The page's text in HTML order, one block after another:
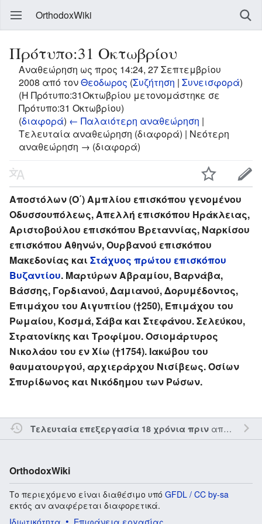
OrthodoxWiki
Πρότυπο:31 Οκτωβρίου
Αναθεώρηση ως προς 14:24, 27 Σεπτεμβρίου
2008 από τονΘεοδωρος (Συζήτηση | Συνεισφορά)
(Η Πρότυπο:31Οκτωβρίου μετονομάστηκε σε
Πρότυπο:31 Οκτωβρίου)
(διαφορά) ← Παλαιότερη αναθεώρηση |
Τελευταία αναθεώρηση (διαφορά) | Νεότερη
αναθεώρηση → (διαφορά)
Αποστόλων (Ο΄) Αμπλίου επισκόπου γενομένου
Οδυσσουπόλεως, Απελλή επισκόπου Ηράκλειας,
Αριστοβούλου επισκόπου Βρεταννίας, Ναρκίσου
επισκόπου Αθηνών, Ουρβανού επισκόπου
Μακεδονίας και Στάχυος πρώτου επισκόπου
Βυζαντίου. Μαρτύρων Αβραμίου, Βαρνάβα,
Βάσσης, Γορδιανού, Δαμιανού, Δορυμέδοντος,
Επιμάχου του Αιγυπτίου (†250), Επιμάχου του
Ρωμαίου, Κοσμά, Σάβα και Στεφάνου. Σελεύκου,
Στρατονίκης και Τροφίμου. Οσιομάρτυρος
Νικολάου του εν Χίω (†1754). Ιακώβου του
θαυματουργού, αρχιεράρχου Νισίβεως. Οσίων
Σπυρίδωνος και Νικόδημου των Ρώσων.
Τελευταία επεξεργασία 18 χρόνια πριναπό τον την
OrthodoxWiki
Το περιεχόμενο είναι διαθέσιμο υπό GFDL / CC by-sa
εκτός αν αναφέρεται διαφορετικά.
Ιδιωτικότητα
Επιφάνεια εργασίας